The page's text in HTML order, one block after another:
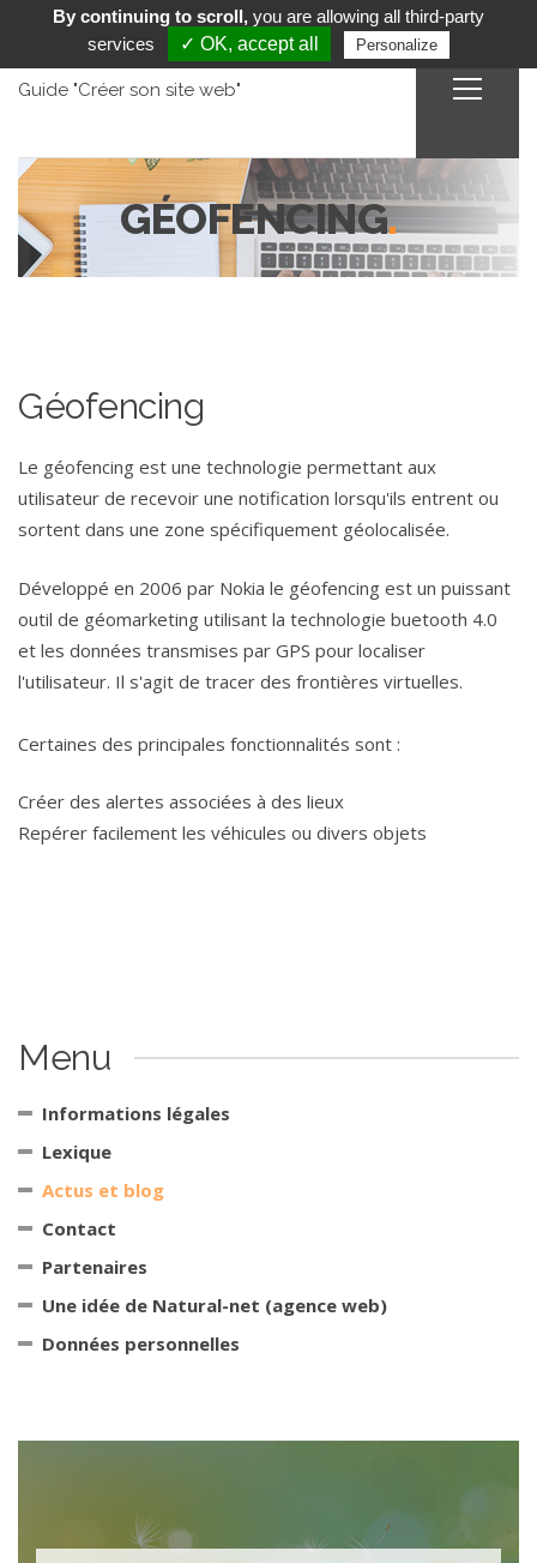
Guide "Créer son site web"
GÉOFENCING.
Géofencing
Le géofencing est une technologie permettant aux
utilisateur de recevoir une notification lorsqu'ils entrent ou
sortent dans une zone spécifiquement géolocalisée.
Développé en 2006 par Nokia le géofencing est un puissant
outil de géomarketing utilisant la technologie buetooth 4.0
et les données transmises par GPS pour localiser
l'utilisateur. Il s'agit de tracer des frontières virtuelles.
Certaines des principales fonctionnalités sont :
Créer des alertes associées à des lieux
Repérer facilement les véhicules ou divers objets
Menu
Informations légales
Lexique
Actus et blog
Contact
Partenaires
Une idée de Natural-net (agence web)
Données personnelles
By continuing to scroll,you are allowing all third-party
services
✓ OK, accept all Personalize